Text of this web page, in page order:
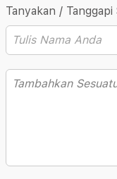
Tanyakan / Tanggapi